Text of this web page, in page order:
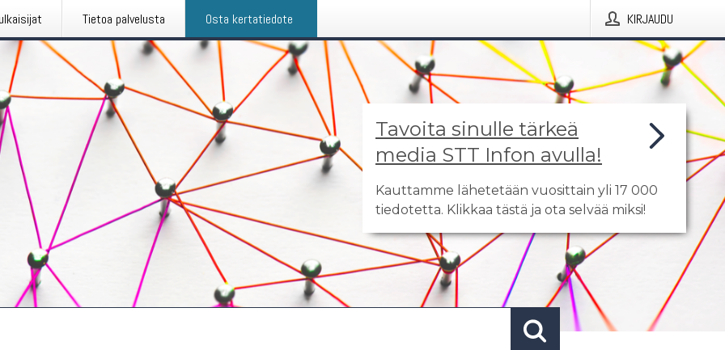
Tietoa palvelusta Osta kertatiedote KIRJAUDU
Tavoita sinulle tärkeä
media STT Infon avulla!
Kauttamme lähetetään vuosittain yli 17 000
tiedotetta. Klikkaa tästä ja ota selvää miksi!